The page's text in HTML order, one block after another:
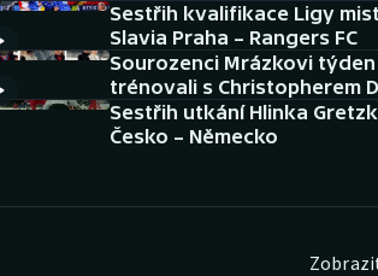
Aplikace ČT sport
AZ kvíz
Sestřih kvalifikace Ligy
Slavia Praha – Rangers FC
Sourozenci Mrázkovi týden
trénovali s Christopherem
Sestřih utkání Hlinka
Česko – Německo